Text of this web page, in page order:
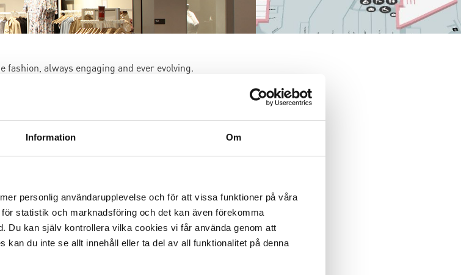
Information Om
personlig användarupplevelse och för att vissa funktioner på våra
statistik och marknadsföring och det kan även förekomma
Du kan själv kontrollera vilka cookies vi får använda genom att
kan du inte se allt innehåll eller ta del av all funktionalitet på denna
fashion, always engaging and ever evolving.
and empowerment. Defined by a
women navigating in an ever-changing